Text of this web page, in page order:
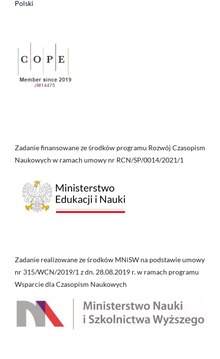
Polski
Zadanie finansowane ze środków programu Rozwój Czasopism
Naukowych w ramach umowy nr RCN/SP/0014/2021/1
Zadanie realizowane ze środków MNiSW na podstawie umowy
nr 315/WCN/2019/1 z dn. 28.08.2019 r. w ramach programu
Wsparcie dla Czasopism Naukowych